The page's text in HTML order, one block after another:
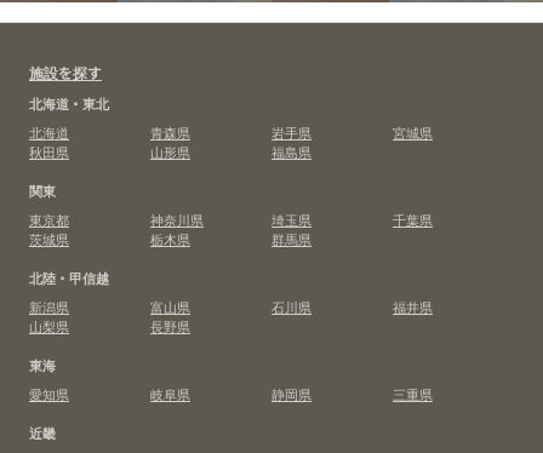
施設を探す
北海道・東北
北海道
青森県 岩手県
宮城県
秋田県
山形県
福島県
関東
東京都
神奈川県 埼玉県
千葉県
茨城県
栃木県
群馬県
北陸・甲信越
新潟県
富山県 石川県
福井県
山梨県
長野県
東海
愛知県
岐阜県 静岡県
三重県
近畿